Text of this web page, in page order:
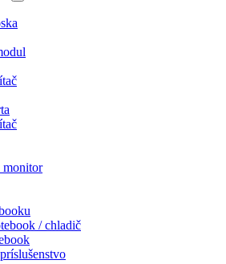
monitor
/ chladič